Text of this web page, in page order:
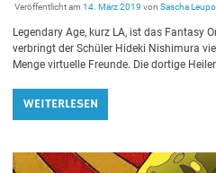
Veröffentlicht am14. März 2019 vonSascha
Legendary Age, kurz LA, ist das Fantasy
verbringt der Schüler Hideki Nishimura
Menge virtuelle Freunde. Die dortige
WEITERLESEN